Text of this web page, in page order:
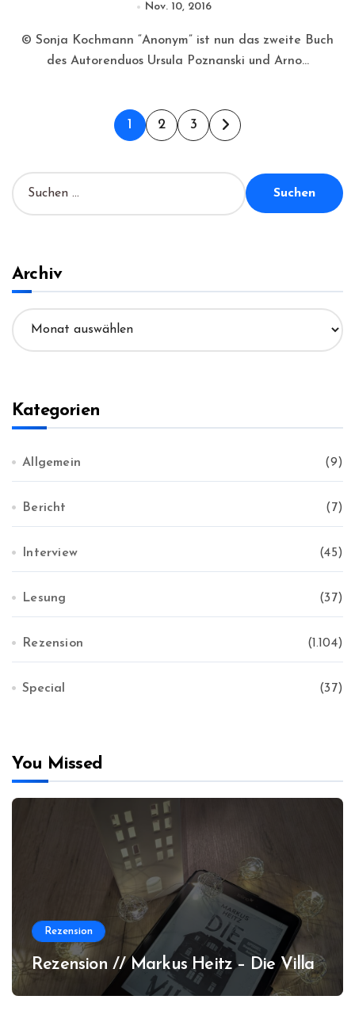
Nov. 10, 2016
© Sonja Kochmann “Anonym” ist nun das zweite Buch
des Autorenduos Ursula Poznanski und Arno...
Seitennummerierung
Beiträge
1 2 3
S
u
n
c
h
Archiv
A
r
v
Kategorien
Allgemein (9)
Bericht (7)
Interview (45)
Lesung (37)
Rezension (1.104)
Special (37)
You Missed
Rezension
Rezension // Markus Heitz – Die Villa